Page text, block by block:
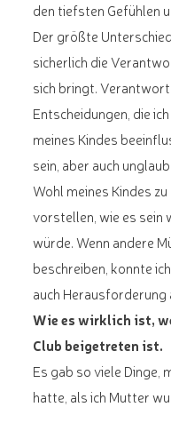
den tiefsten Gefühlen
Der größte
sicherlich die
sich bringt.
Entscheidungen, die
meines Kindes
sein, aber auch
Wohl meines Kindes
vorstellen, wie es sein
würde. Wenn andere
beschreiben, konnte
auch
Wie es wirklich ist,
Club beigetreten ist.
Es gab so viele Dinge,
hatte, als ich Mutter